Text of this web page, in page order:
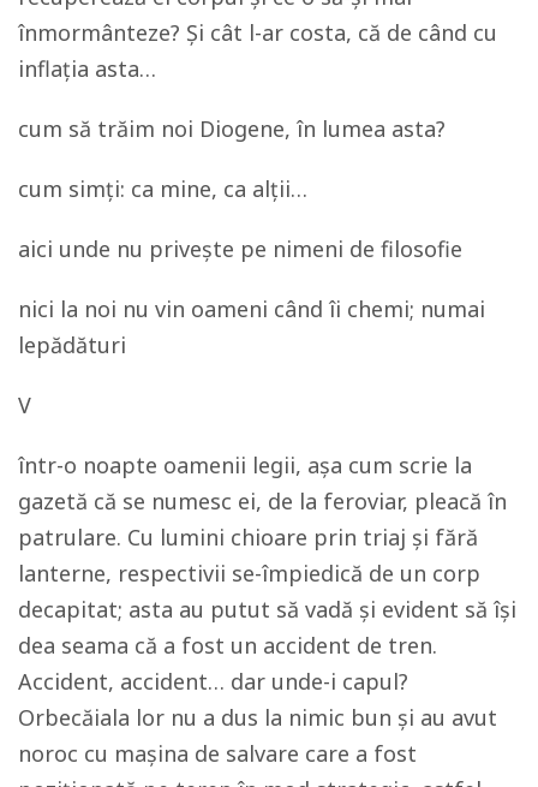
înmormânteze? Și cât l-ar costa, că de când cu
inflația asta…
cum să trăim noi Diogene, în lumea asta?
cum simți: ca mine, ca alții…
aici unde nu privește pe nimeni de filosofie
nici la noi nu vin oameni când îi chemi; numai
lepădături
V
într-o noapte oamenii legii, așa cum scrie la
gazetă că se numesc ei, de la feroviar, pleacă în
patrulare. Cu lumini chioare prin triaj și fără
lanterne, respectivii se-împiedică de un corp
decapitat; asta au putut să vadă și evident să își
dea seama că a fost un accident de tren.
Accident, accident… dar unde-i capul?
Orbecăiala lor nu a dus la nimic bun și au avut
noroc cu mașina de salvare care a fost